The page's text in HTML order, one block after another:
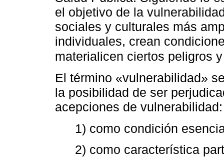
el objetivo de la
sociales y culturales más
individuales, crean
materialicen ciertos peligros
El término «vulnerabilidad»
la posibilidad de ser
acepciones de vulnerabilidad:
1) como condición
2) como característica